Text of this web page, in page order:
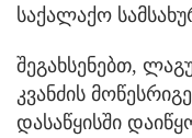
საქალაქო
შეგახსენებთ,
კვანძის
დასაწყისში